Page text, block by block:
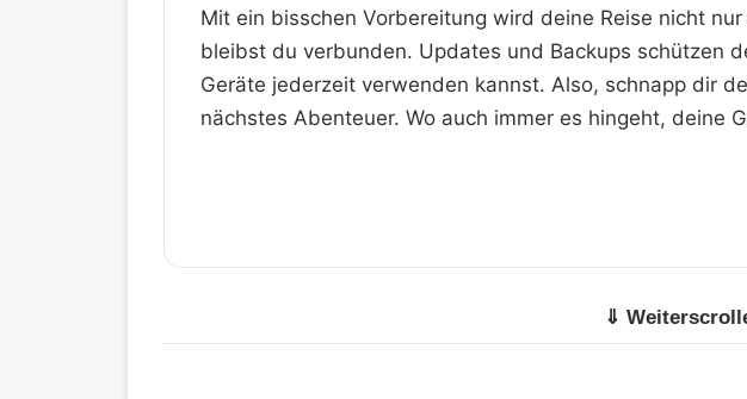
Mit ein bisschen Vorbereitung wird deine Reise nicht
bleibst du verbunden. Updates und Backups schützen
Geräte jederzeit verwenden kannst. Also, schnapp dir
nächstes Abenteuer. Wo auch immer es hingeht, deine
⇓